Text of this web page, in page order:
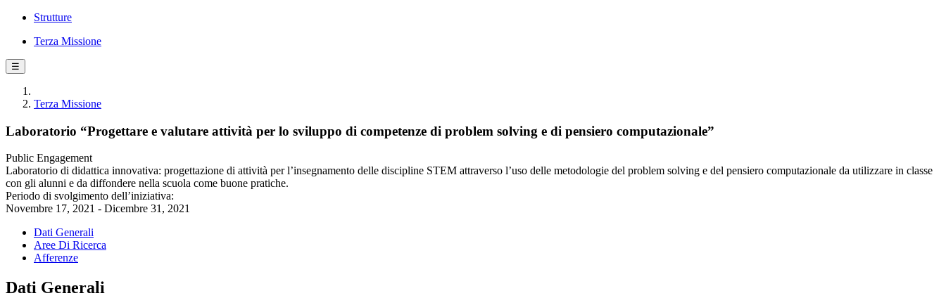
Strutture
Terza Missione
☰
Terza Missione
Laboratorio “Progettare e valutare attività per lo sviluppo di competenze di problem solving e di pensiero computazionale”
Public Engagement
Laboratorio di didattica innovativa: progettazione di attività per l’insegnamento delle discipline STEM attraverso l’uso delle metodologie del problem solving e del pensiero computazionale da utilizzare in classe
con gli alunni e da diffondere nella scuola come buone pratiche.
Periodo di svolgimento dell’iniziativa:
Novembre 17, 2021 - Dicembre 31, 2021
Dati Generali
Aree Di Ricerca
Afferenze
Dati Generali